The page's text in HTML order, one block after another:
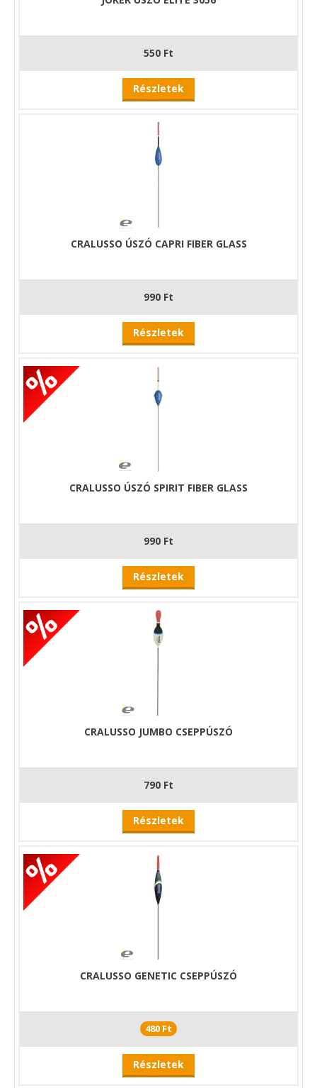
550 Ft
Részletek
CRALUSSO ÚSZÓ CAPRI FIBER GLASS
990 Ft
Részletek
CRALUSSO ÚSZÓ SPIRIT FIBER GLASS
990 Ft
Részletek
CRALUSSO JUMBO CSEPPÚSZÓ
790 Ft
Részletek
CRALUSSO GENETIC CSEPPÚSZÓ
480 Ft
Részletek